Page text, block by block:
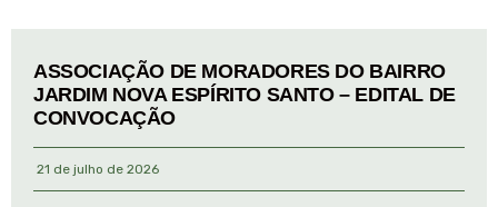
ASSOCIAÇÃO DE MORADORES DO BAIRRO
JARDIM NOVA ESPÍRITO SANTO – EDITAL DE
CONVOCAÇÃO
21 de julho de 2026